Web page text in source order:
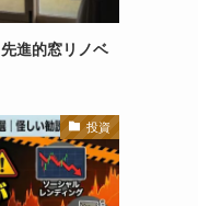
進的窓リノベ
投資